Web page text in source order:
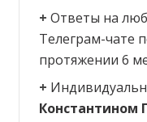
+ Ответы на
Телеграм-чате
протяжении 6
+
Константином